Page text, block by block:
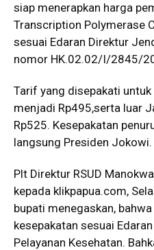
siap menerapkan harga
Transcription Polymerase
sesuai Edaran Direktur
nomor HK.02.02/I/2845/
Tarif yang disepakati
menjadi Rp495,serta luar
Rp525. Kesepakatan
langsung Presiden Jokowi.
Plt Direktur RSUD
kepada klikpapua.com,
bupati menegaskan,
kesepakatan sesuai
Pelayanan Kesehatan.